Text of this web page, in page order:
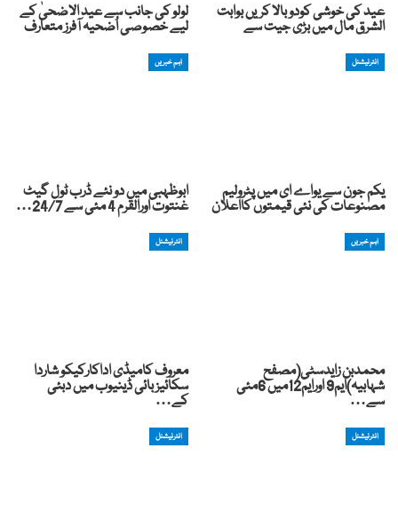
عید کی خوشی کودوبالا کریں بوابت
الشرق مال میں بڑی جیت سے
لولو کی جانب سے عید الاضحیٰ کے
لیے خصوصی اُضحیہ آفرز متعارف
انٹرنیشنل
یکم جون سے یواے ای میں پٹرولیم
مصنوعات کی نئی قیمتوں کااعلان
اہم خبریں
ابوظہبی میں دو نئے ڈرب ٹول گیٹ
غنتوت اورالقرم 4 مئی سے 24/7…
اہم خبریں
محمدبن زایدسٹی(مصفح
شہابیہ)ایم9 اورایم12میں 6مئی
سے…
انٹرنیشنل
معروف کامیڈی اداکارکیکو شاردا
سکائیز بائی ڈینیوب میں دبئی
کے…
انٹرنیشنل انٹرنیشنل